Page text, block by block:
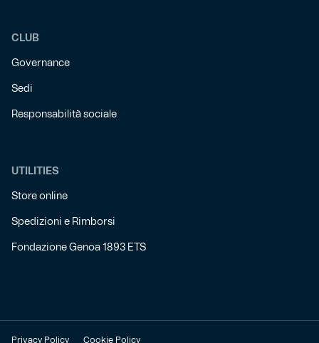
CLUB
Governance
Sedi
Responsabilità sociale
UTILITIES
Store online
Spedizioni e Rimborsi
Fondazione Genoa 1893 ETS
Privacy Policy Cookie Policy